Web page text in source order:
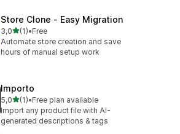
Store Clone ‑ Easy Migration
3,0de 5 estrelas
(1)
1 total de avaliações
•Free
Automate store creation and save
hours of manual setup work
Importo
5,0de 5 estrelas
(1)
1 total de avaliações
•Free plan available
Import any product file with AI-
generated descriptions & tags